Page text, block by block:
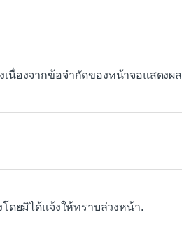
นื่องจากข้อจำกัดของหน้าจอแสดงผล
ดยมิได้แจ้งให้ทราบล่วงหน้า.